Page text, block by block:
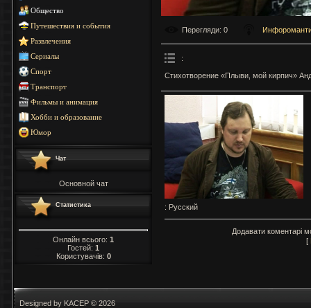
Общество
Путешествия и события
Развлечения
Сериалы
Спорт
Транспорт
Фильмы и анимация
Хобби и образование
Юмор
Чат
Основной чат
Статистика
Онлайн всього: 1
Гостей: 1
Користувачів: 0
Перегляди: 0
:
Стихотворение «Плыви, мой кирпич»
: Русский
Додавати коментарі
[
Designed by KACEP © 2026